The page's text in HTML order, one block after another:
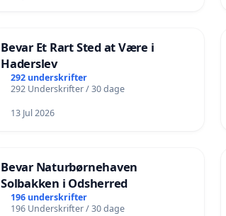
Bevar Et Rart Sted at Være i
Haderslev
292 underskrifter
292 Underskrifter / 30 dage
13 Jul 2026
Bevar Naturbørnehaven
Solbakken i Odsherred
196 underskrifter
196 Underskrifter / 30 dage